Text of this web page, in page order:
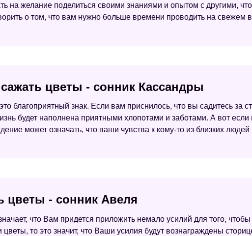
на желание поделиться своими знаниями и опытом с другими,
о том, что вам нужно больше времени проводить на свежем
цветы - сонник Кассандры
благоприятный знак. Если вам приснилось, что вы садитесь за
будет наполнена приятными хлопотами и заботами. А вот если
может означать, что ваши чувства к кому-то из близких
цветы - сонник Авеля
что Вам придется приложить немало усилий для того,
то это значит, что Ваши усилия будут вознаграждены